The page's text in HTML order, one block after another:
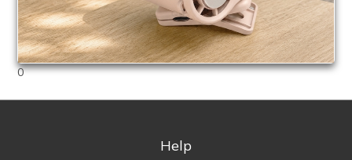
0
Help